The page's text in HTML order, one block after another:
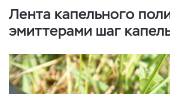
Лента капельного
эмиттерами шаг